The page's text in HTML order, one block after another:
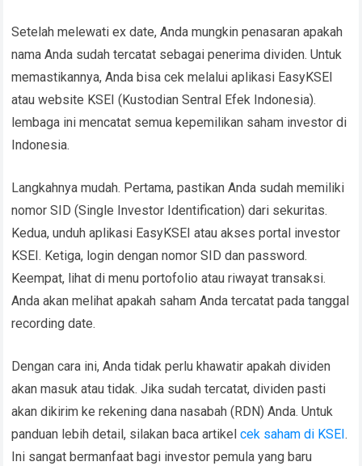
Setelah melewati ex date, Anda mungkin penasaran apakah
nama Anda sudah tercatat sebagai penerima dividen. Untuk
memastikannya, Anda bisa cek melalui aplikasi EasyKSEI
atau website KSEI (Kustodian Sentral Efek Indonesia).
lembaga ini mencatat semua kepemilikan saham investor di
Indonesia.
Langkahnya mudah. Pertama, pastikan Anda sudah memiliki
nomor SID (Single Investor Identification) dari sekuritas.
Kedua, unduh aplikasi EasyKSEI atau akses portal investor
KSEI. Ketiga, login dengan nomor SID dan password.
Keempat, lihat di menu portofolio atau riwayat transaksi.
Anda akan melihat apakah saham Anda tercatat pada tanggal
recording date.
Dengan cara ini, Anda tidak perlu khawatir apakah dividen
akan masuk atau tidak. Jika sudah tercatat, dividen pasti
akan dikirim ke rekening dana nasabah (RDN) Anda. Untuk
panduan lebih detail, silakan baca artikelcek saham di KSEI.
Ini sangat bermanfaat bagi investor pemula yang baru